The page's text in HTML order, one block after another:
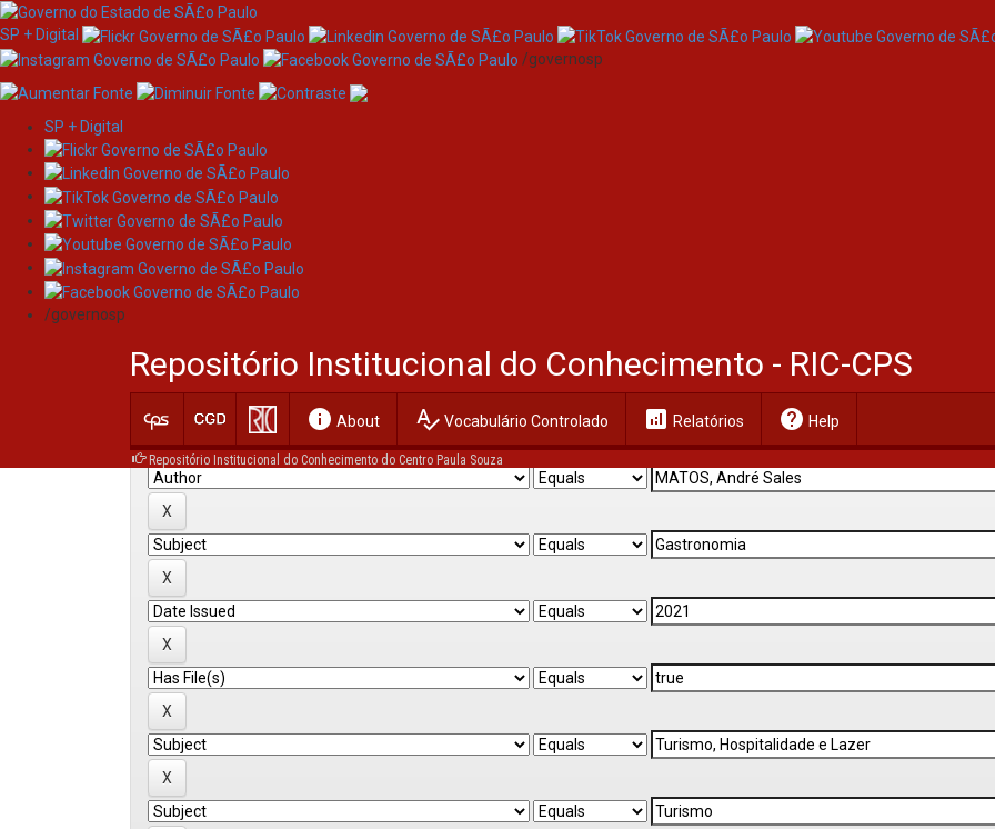
Skip
navigation
SP + Digital
/governosp
SP + Digital
/governosp
Repositório Institucional do Conhecimento - RIC-CPS
info About spellcheck Vocabulário Controlado analytics Relatórios help Help
Repositório Institucional do Conhecimento do Centro Paula Souza
Search
Current filters: